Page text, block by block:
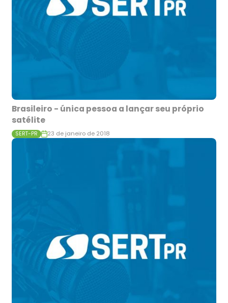
Brasileiro - única pessoa a lançar seu próprio
satélite
SERT-PR 23 de janeiro de 2018